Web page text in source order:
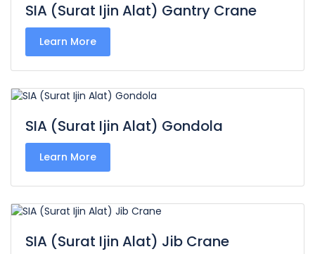
SIA (Surat Ijin Alat) Gantry Crane
Learn More
SIA (Surat Ijin Alat) Gondola
Learn More
SIA (Surat Ijin Alat) Jib Crane